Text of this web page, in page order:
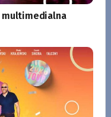
multimedialna